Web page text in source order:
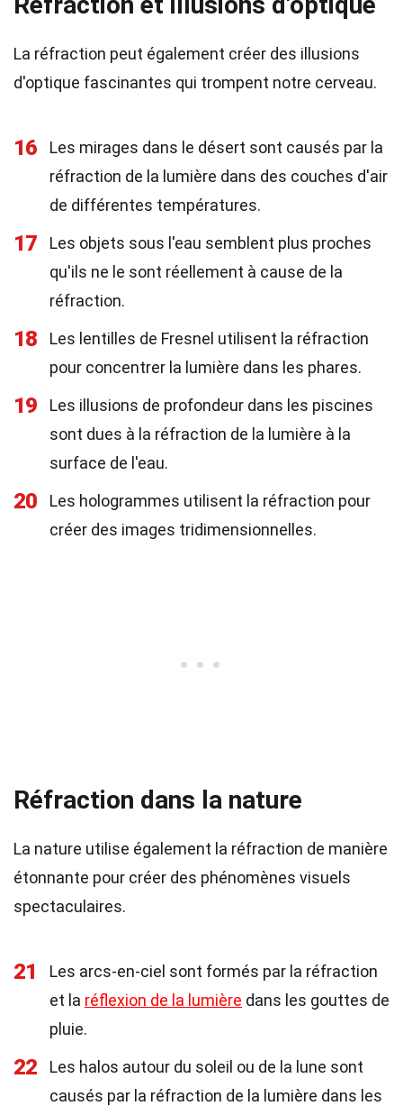
La réfraction peut également créer des illusions
d'optique fascinantes qui trompent notre cerveau.
16
Les mirages dans le désert sont causés par la
réfraction de la lumière dans des couches d'air
de différentes températures.
17
Les objets sous l'eau semblent plus proches
qu'ils ne le sont réellement à cause de la
réfraction.
18
Les lentilles de Fresnel utilisent la réfraction
pour concentrer la lumière dans les phares.
19
Les illusions de profondeur dans les piscines
sont dues à la réfraction de la lumière à la
surface de l'eau.
20
Les hologrammes utilisent la réfraction pour
créer des images tridimensionnelles.
Réfraction dans la nature
La nature utilise également la réfraction de manière
étonnante pour créer des phénomènes visuels
spectaculaires.
21
Les arcs-en-ciel sont formés par la réfraction
et la réflexion de la lumière dans les gouttes de
pluie.
22
Les halos autour du soleil ou de la lune sont
causés par la réfraction de la lumière dans les